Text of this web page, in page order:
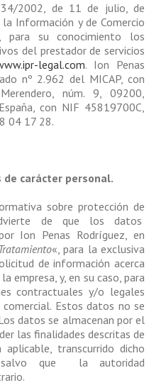
2002, de 11 de julio, de
Información y de Comercio
para su conocimiento los
del prestador de servicios
legal.com. Ion Penas
nº 2.962 del MICAP, con
núm. 9, 09200,
con NIF 45819700C,
04 17 28.
carácter personal.
sobre protección de
de que los datos
Ion Penas Rodríguez, en
«, para la exclusiva
de información acerca
empresa, y, en su caso, para
contractuales y/o legales
Estos datos no se
datos se almacenan por el
las finalidades descritas de
transcurrido dicho
salvo que la autoridad